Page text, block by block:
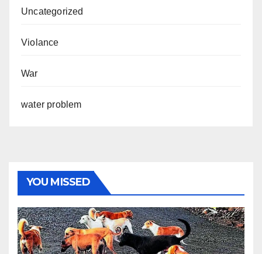
Uncategorized
Violance
War
water problem
YOU MISSED